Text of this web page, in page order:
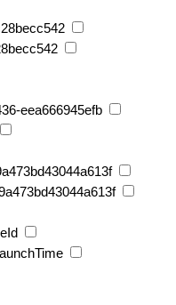
eea666945efb